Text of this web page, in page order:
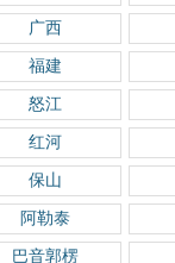
广西
福建
怒江
红河
保山
阿勒泰
巴音郭楞